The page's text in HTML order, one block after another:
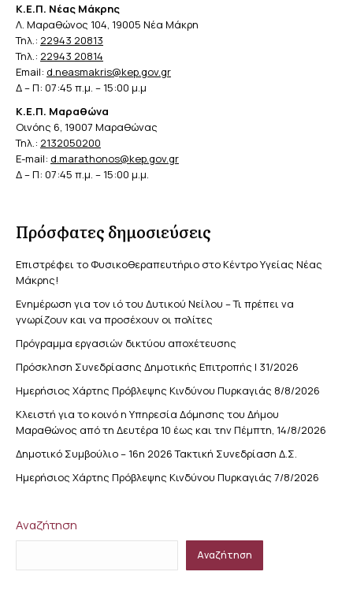
Κ.Ε.Π. Νέας Μάκρης
Λ. Μαραθώνος 104, 19005 Νέα Μάκρη
Τηλ.: 22943 20813
Τηλ.: 22943 20814
Email: d.neasmakris@kep.gov.gr
Δ – Π: 07:45 π.μ. – 15:00 μ.μ
Κ.Ε.Π. Μαραθώνα
Οινόης 6, 19007 Μαραθώνας
Τηλ.: 2132050200
E-mail: d.marathonos@kep.gov.gr
Δ – Π: 07:45 π.μ. – 15:00 μ.μ.
Πρόσφατες δημοσιεύσεις
Επιστρέφει το Φυσικοθεραπευτήριο στο Κέντρο Υγείας Νέας
Μάκρης!
Ενημέρωση για τον ιό του Δυτικού Νείλου – Τι πρέπει να
γνωρίζουν και να προσέχουν οι πολίτες
Πρόγραμμα εργασιών δικτύου αποχέτευσης
Πρόσκληση Συνεδρίασης Δημοτικής Επιτροπής | 31/2026
Ημερήσιος Χάρτης Πρόβλεψης Κινδύνου Πυρκαγιάς 8/8/2026
Κλειστή για το κοινό η Υπηρεσία Δόμησης του Δήμου
Μαραθώνος από τη Δευτέρα 10 έως και την Πέμπτη, 14/8/2026
Δημοτικό Συμβούλιο – 16η 2026 Τακτική Συνεδρίαση Δ.Σ.
Ημερήσιος Χάρτης Πρόβλεψης Κινδύνου Πυρκαγιάς 7/8/2026
Αναζήτηση
Αναζήτηση